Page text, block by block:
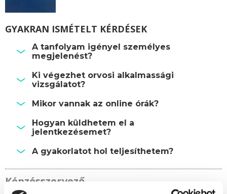
GYAKRAN ISMÉTELT KÉRDÉSEK
A tanfolyam igényel személyes
megjelenést?
Ki végezhet orvosi alkalmassági
vizsgálatot?
Mikor vannak az online órák?
Hogyan küldhetem el a
jelentkezésemet?
A gyakorlatot hol teljesíthetem?
Képzésszervező